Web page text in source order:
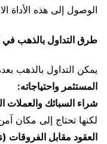
الوصول إلى هذه الأداة
طرق التداول بالذهب في
يمكن التداول بالذهب
المستثمر واحتياجاته:
شراء السبائك والعملات
لكنها تحتاج إلى مكان
العقود مقابل الفروقات (CFDs):